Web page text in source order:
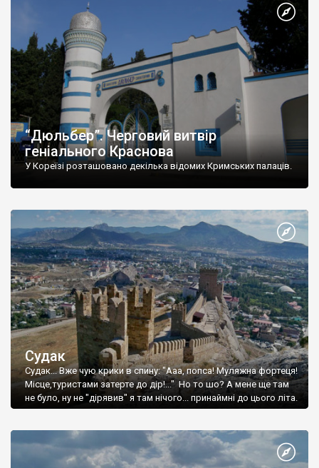
“Дюльбер”. Черговий витвір
геніального Краснова
У Кореїзі розташовано декілька відомих Кримських палаців.
Судак
Судак... Вже чую крики в спину: "Ааа, попса! Муляжна фортеця!
Місце,туристами затерте до дір!..." Но то шо? А мене ще там
не було, ну не "дірявив" я там нічого... принаймні до цього літа.